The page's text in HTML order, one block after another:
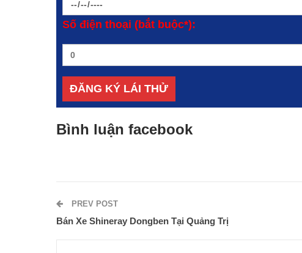
Số điện thoại (bắt buộc*):
Bình luận facebook
PREV POST
Bán Xe Shineray Dongben Tại Quảng Trị